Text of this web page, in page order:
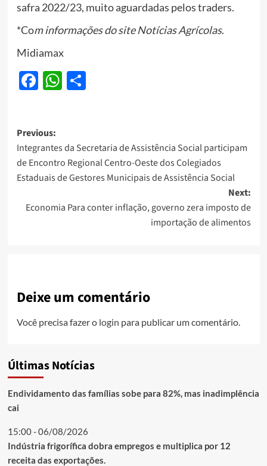
safra 2022/23, muito aguardadas pelos traders.
*Com informações do site Notícias Agrícolas.
Midiamax
Facebook
WhatsApp
Share
Post
navigation
Previous:
Integrantes da Secretaria de Assistência Social participam
de Encontro Regional Centro-Oeste dos Colegiados
Estaduais de Gestores Municipais de Assistência Social
Next:
Economia Para conter inflação, governo zera imposto de
importação de alimentos
Deixe um comentário
Você precisa fazer o login para publicar um comentário.
Últimas Notícias
Endividamento das famílias sobe para 82%, mas inadimplência
cai
15:00 - 06/08/2026
Indústria frigorífica dobra empregos e multiplica por 12
receita das exportações.